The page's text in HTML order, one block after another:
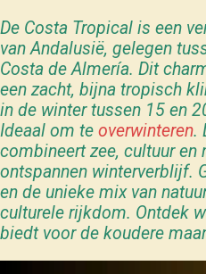
De Costa Tropical is een
van Andalusië, gelegen
Costa de Almería. Dit
een zacht, bijna tropisch
in de winter tussen 15 en
Ideaal om te overwinteren.
combineert zee, cultuur en
ontspannen winterverblijf.
en de unieke mix van
culturele rijkdom. Ontdek
biedt voor de koudere